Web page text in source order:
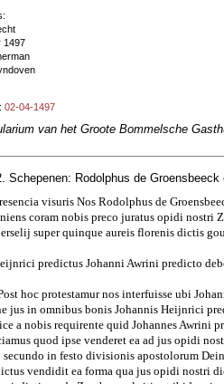
1497
02-04-1497
van het Groote Bommelsche
Schepenen: Rodolphus de
visuris Nos Rodolphus de
coram nobis preco juratus opidi nostri
super quinque aureis florenis dictis
predictus Johanni Awrini predicto
hoc protestamur nos interfuisse ubi
jus in omnibus bonis Johannis Heijnrici
a nobis requirente quid Johannes Awrini
quod ipse venderet ea ad jus opidi
secundo in festo divisionis apostolorum
vendidit ea forma qua jus opidi nostri